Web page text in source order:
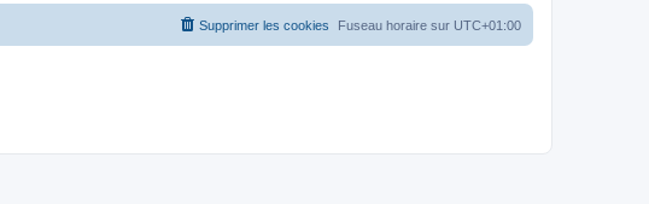
Fuseau horaire sur UTC+01:00
Supprimer les cookies